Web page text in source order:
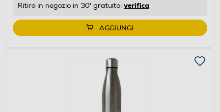
Ritiro in negozio in 30' gratuito: verifica
AGGIUNGI